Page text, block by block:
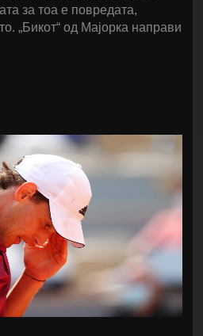
за тоа е повредата,
„Бикот“ од Мајорка направи